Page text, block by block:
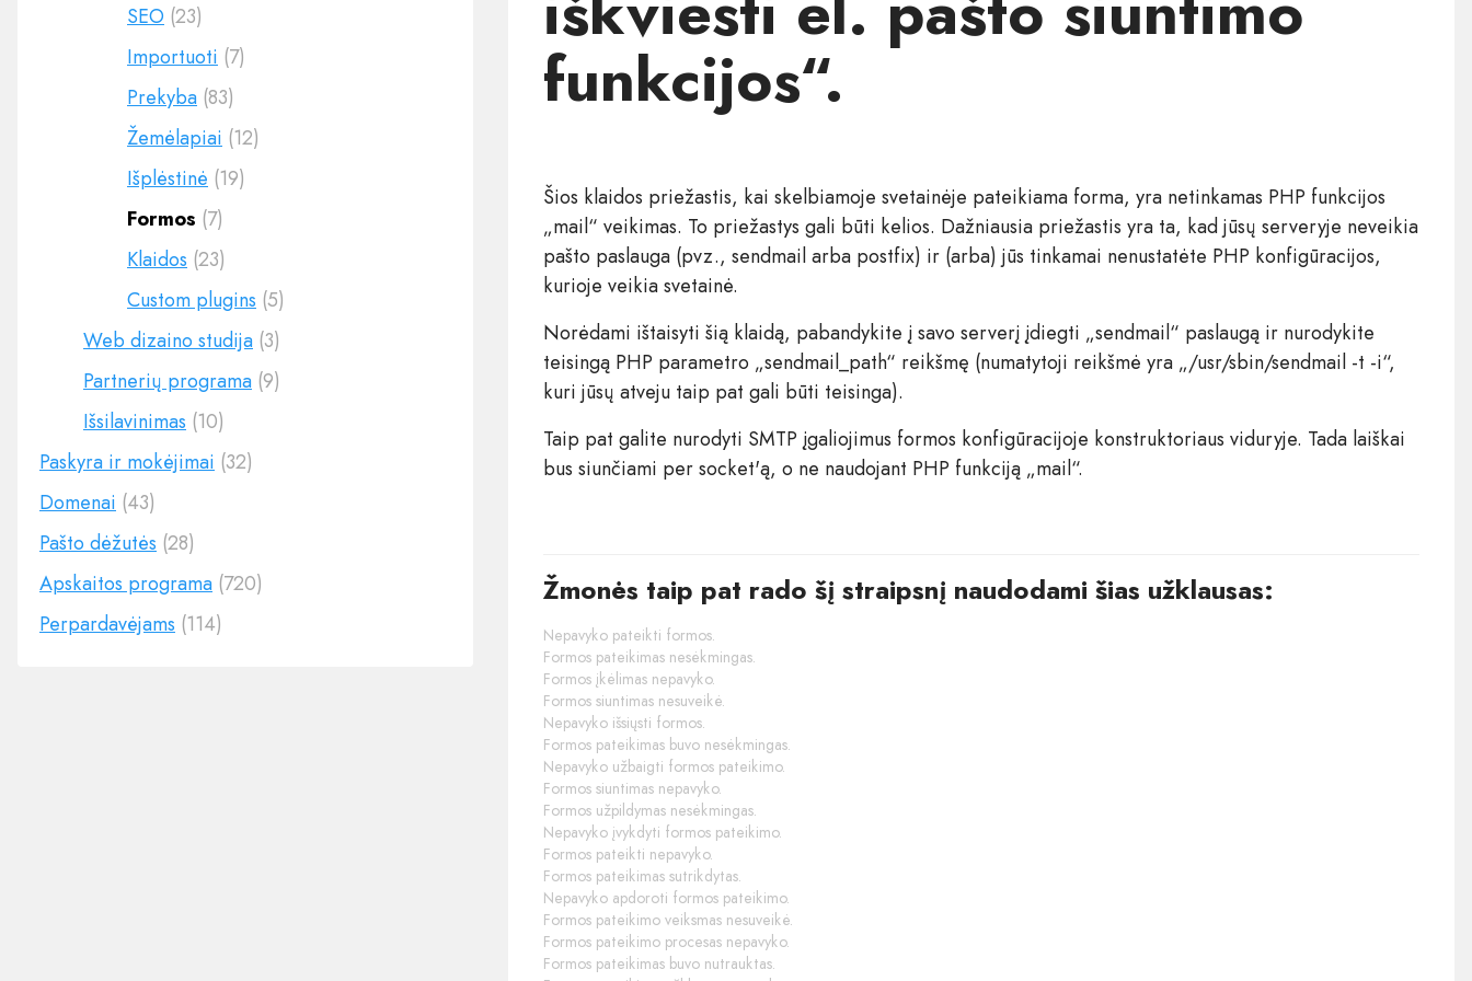
SEO (23)
Importuoti (7)
Prekyba (83)
Žemėlapiai (12)
Išplėstinė (19)
Formos (7)
Klaidos (23)
Custom plugins (5)
Web dizaino studija (3)
Partnerių programa (9)
Išsilavinimas (10)
Paskyra ir mokėjimai (32)
Domenai (43)
Pašto dėžutės (28)
Apskaitos programa (720)
Perpardavėjams (114)
funkcijos“.
Šios klaidos priežastis, kai skelbiamoje svetainėje pateikiama forma, yra netinkamas PHP funkcijos
„mail“ veikimas. To priežastys gali būti kelios. Dažniausia priežastis yra ta, kad jūsų serveryje neveikia
pašto paslauga (pvz., sendmail arba postfix) ir (arba) jūs tinkamai nenustatėte PHP konfigūracijos,
kurioje veikia svetainė.
Norėdami ištaisyti šią klaidą, pabandykite į savo serverį įdiegti „sendmail“ paslaugą ir nurodykite
teisingą PHP parametro „sendmail_path“ reikšmę (numatytoji reikšmė yra „/usr/sbin/sendmail -t -i“,
kuri jūsų atveju taip pat gali būti teisinga).
Taip pat galite nurodyti SMTP įgaliojimus formos konfigūracijoje konstruktoriaus viduryje. Tada laiškai
bus siunčiami per socket'ą, o ne naudojant PHP funkciją „mail“.
Žmonės taip pat rado šį straipsnį naudodami šias užklausas:
Nepavyko pateikti formos.
Formos pateikimas nesėkmingas.
Formos įkėlimas nepavyko.
Formos siuntimas nesuveikė.
Nepavyko išsiųsti formos.
Formos pateikimas buvo nesėkmingas.
Nepavyko užbaigti formos pateikimo.
Formos siuntimas nepavyko.
Formos užpildymas nesėkmingas.
Nepavyko įvykdyti formos pateikimo.
Formos pateikti nepavyko.
Formos pateikimas sutrikdytas.
Nepavyko apdoroti formos pateikimo.
Formos pateikimo veiksmas nesuveikė.
Formos pateikimo procesas nepavyko.
Formos pateikimas buvo nutrauktas.